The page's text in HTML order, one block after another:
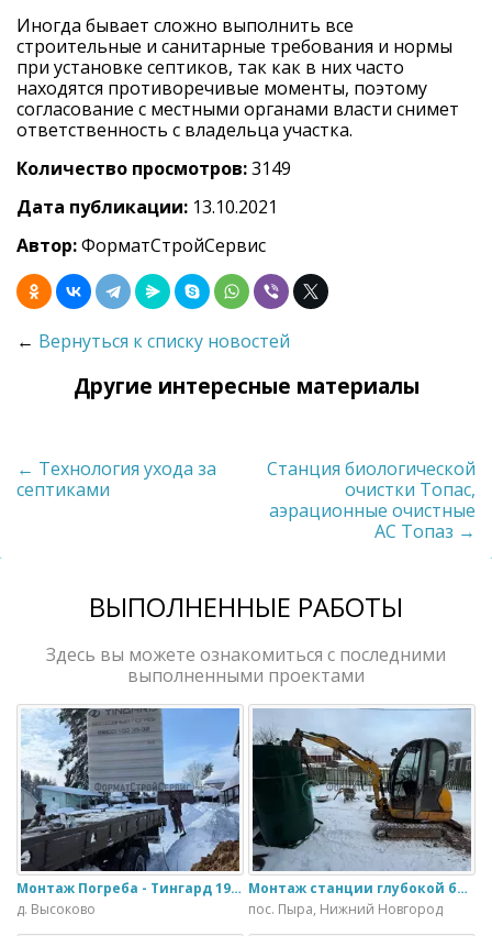
Иногда бывает сложно выполнить все
строительные и санитарные требования и нормы
при установке септиков, так как в них часто
находятся противоречивые моменты, поэтому
согласование с местными органами власти снимет
ответственность с владельца участка.
Количество просмотров:3149
Дата публикации: 13.10.2021
Автор:ФорматСтройСервис
← Вернуться к списку новостей
Другие интересные материалы
← Технология ухода за
септиками
Станция биологической
очистки Топас,
аэрационные очистные
АС Топаз →
ВЫПОЛНЕННЫЕ РАБОТЫ
Здесь вы можете ознакомиться с последними
выполненными проектами
Монтаж Погреба - Тингард 1900
д. Высоково
Монтаж станции глубокой биологической очистки ИталБио - 5 с колодцем дренажным для слива воды
пос. Пыра, Нижний Новгород